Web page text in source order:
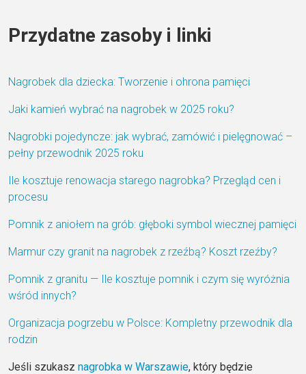
Przydatne zasoby i linki
Nagrobek dla dziecka: Tworzenie i ohrona pamięci
Jaki kamień wybrać na nagrobek w 2025 roku?
Nagrobki pojedyncze: jak wybrać, zamówić i pielęgnować –
pełny przewodnik 2025 roku
Ile kosztuje renowacja starego nagrobka? Przegląd cen i
procesu
Pomnik z aniołem na grób: głęboki symbol wiecznej pamięci
Marmur czy granit na nagrobek z rzeźbą? Koszt rzeźby?
Pomnik z granitu — Ile kosztuje pomnik i czym się wyróżnia
wśród innych?
Organizacja pogrzebu w Polsce: Kompletny przewodnik dla
rodzin
Jeśli szukasz nagrobka w Warszawie, który będzie